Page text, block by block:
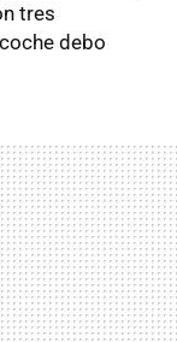
tres
debo